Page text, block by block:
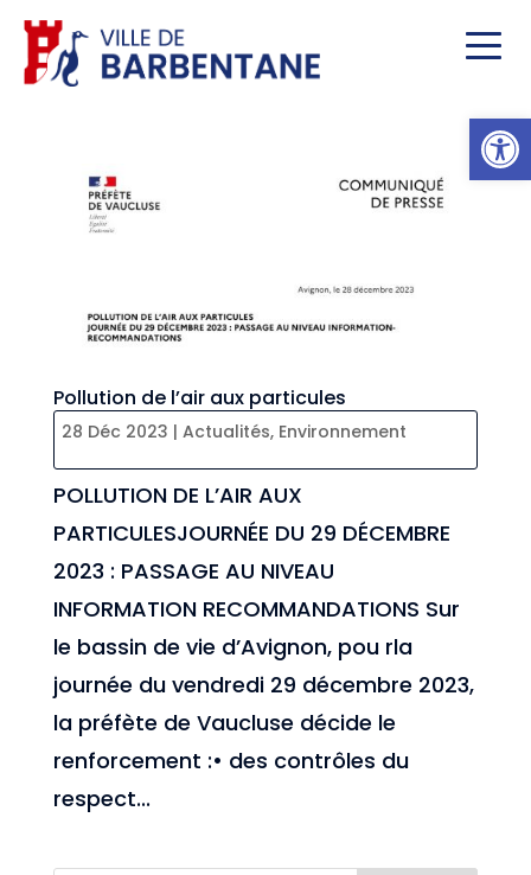
Pollution de l’air aux particules
28 Déc 2023 | Actualités, Environnement
POLLUTION DE L’AIR AUX
PARTICULESJOURNÉE DU 29 DÉCEMBRE
2023 : PASSAGE AU NIVEAU
INFORMATION RECOMMANDATIONS Sur
le bassin de vie d’Avignon, pou rla
journée du vendredi 29 décembre 2023,
la préfète de Vaucluse décide le
renforcement :• des contrôles du
respect...